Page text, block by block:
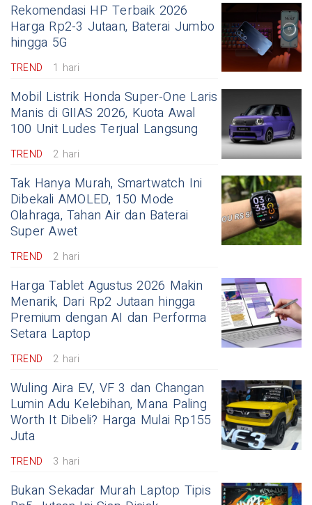
Rekomendasi HP Terbaik 2026
Harga Rp2-3 Jutaan, Baterai Jumbo
hingga 5G
TREND 1 hari
Mobil Listrik Honda Super-One Laris
Manis di GIIAS 2026, Kuota Awal
100 Unit Ludes Terjual Langsung
TREND 2 hari
Tak Hanya Murah, Smartwatch Ini
Dibekali AMOLED, 150 Mode
Olahraga, Tahan Air dan Baterai
Super Awet
TREND 2 hari
Harga Tablet Agustus 2026 Makin
Menarik, Dari Rp2 Jutaan hingga
Premium dengan AI dan Performa
Setara Laptop
TREND 2 hari
Wuling Aira EV, VF 3 dan Changan
Lumin Adu Kelebihan, Mana Paling
Worth It Dibeli? Harga Mulai Rp155
Juta
TREND 3 hari
Bukan Sekadar Murah Laptop Tipis